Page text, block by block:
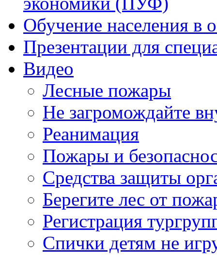
Обучение населения
Презентации для
Видео
Лесные пожары
Не загромождайте
Реанимация
Пожары и
Средства защиты
Берегите лес от
Регистрация
Спички детям не